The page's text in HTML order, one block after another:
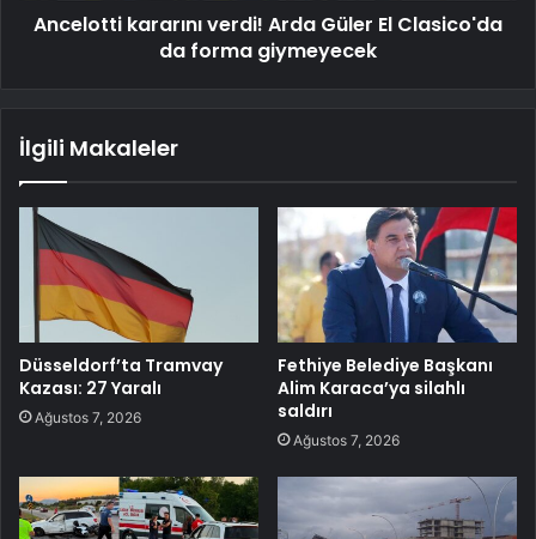
Ancelotti kararını verdi! Arda Güler El Clasico'da
da forma giymeyecek
İlgili Makaleler
Düsseldorf’ta Tramvay
Kazası: 27 Yaralı
Ağustos 7, 2026
Fethiye Belediye Başkanı
Alim Karaca’ya silahlı
saldırı
Ağustos 7, 2026